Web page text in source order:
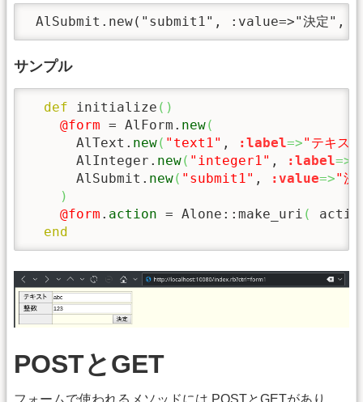
AlSubmit.new("submit1", :value=>"決
サンプル
def initialize ( )
@form = AlForm. new(
      AlText.
new( "text1" , :label=>"テキス
      AlInteger.
new( "integer1" , :label=>
      AlSubmit.
new( "submit1" , :value=>"決
)
@form . action = Alone::make_uri (
end
POSTとGET
フォームで使われるメソッドには POSTとGETがあり、